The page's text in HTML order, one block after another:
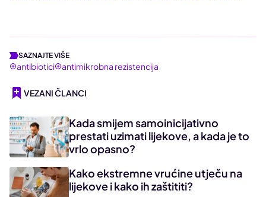
SAZNAJTE VIŠE
antibiotici antimikrobna rezistencija
VEZANI ČLANCI
Kada smijem samoinicijativno
prestati uzimati lijekove, a kada je to
vrlo opasno?
Kako ekstremne vrućine utječu na
lijekove i kako ih zaštititi?